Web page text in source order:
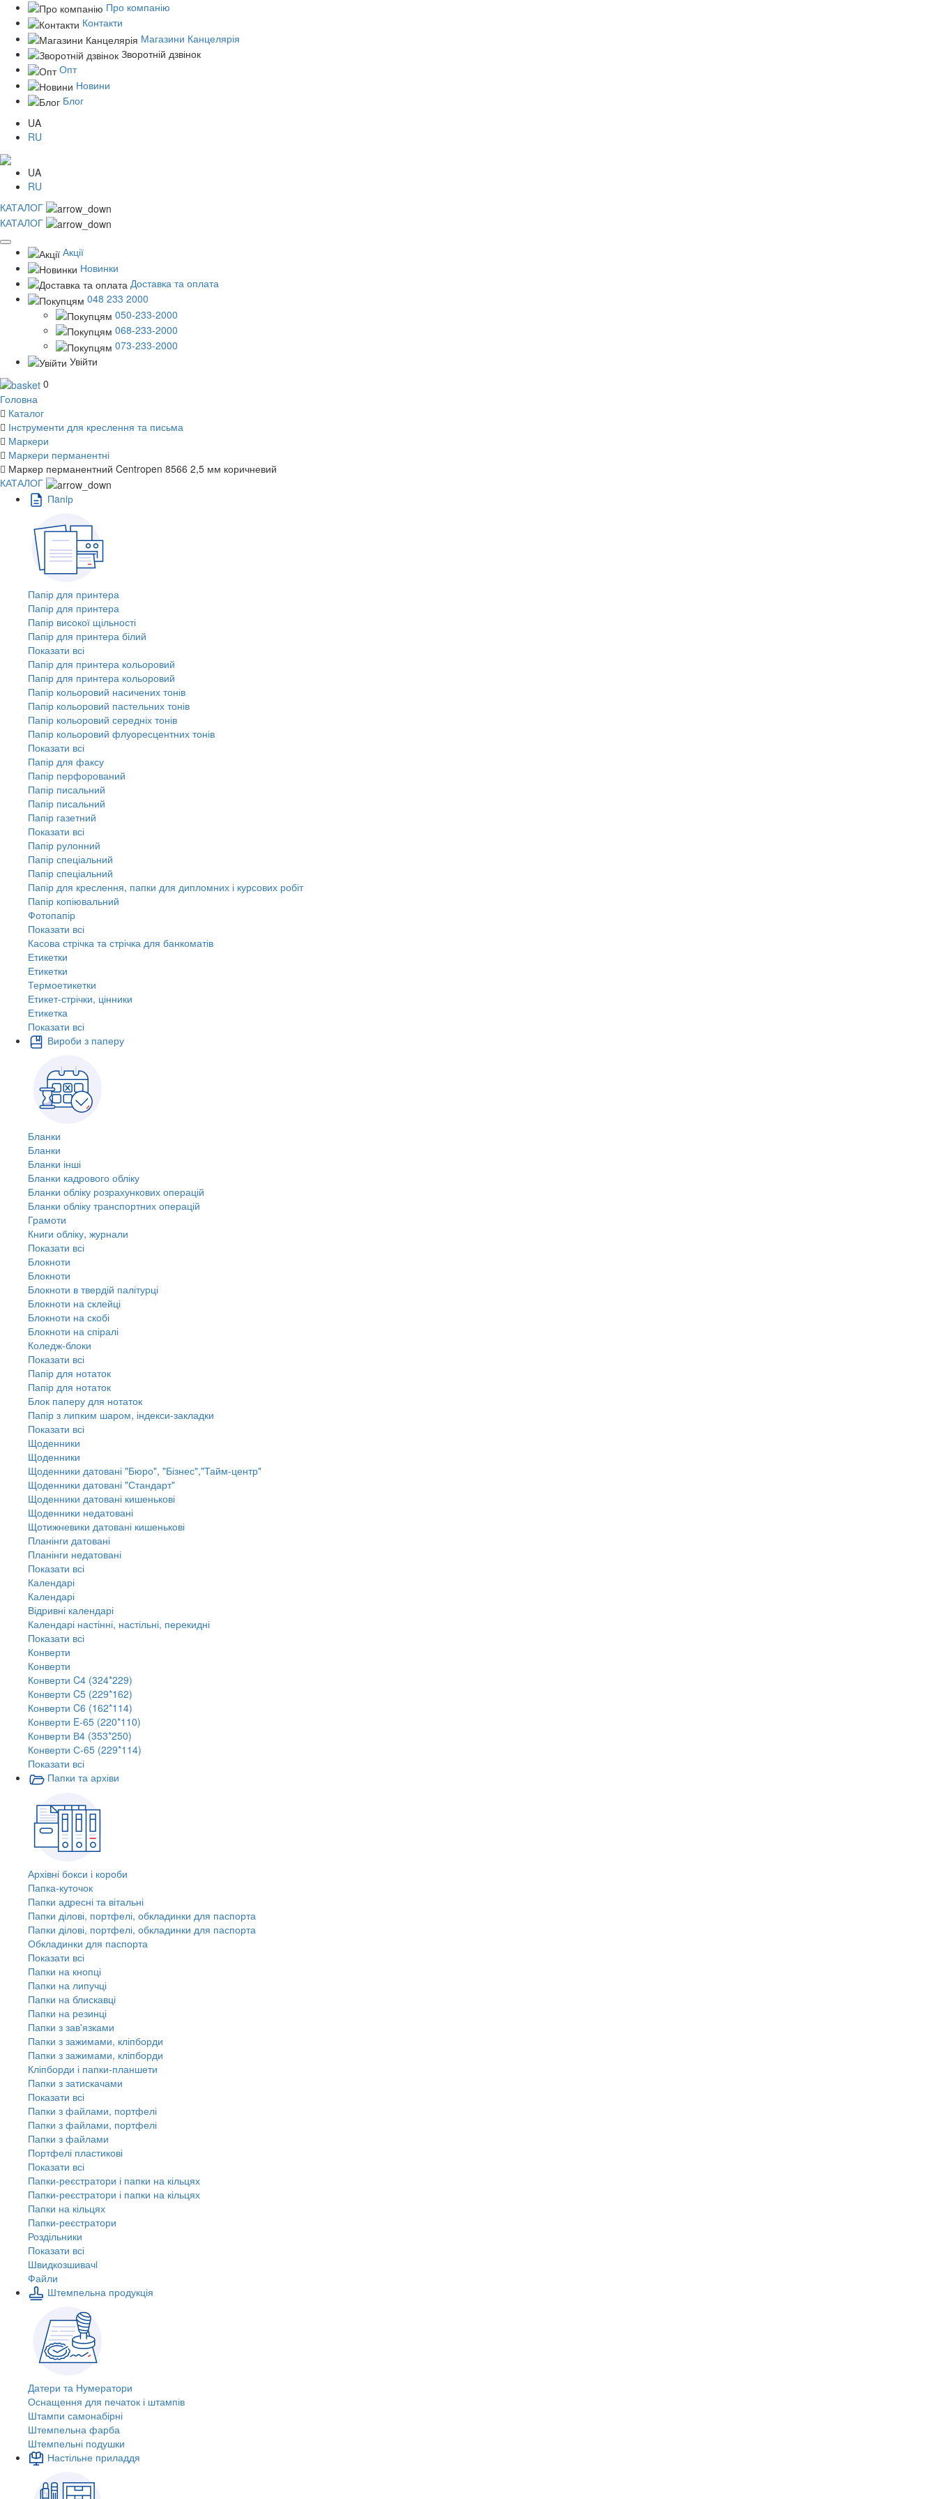
Про компанію
Контакти
Магазини Канцелярія
Зворотній дзвінок
Опт
Новини
Блог
UA
RU
UA
RU
КАТАЛОГ
КАТАЛОГ
Акції
Новинки
Доставка та оплата
048 233 2000
050-233-2000
068-233-2000
073-233-2000
Увійти
0
Головна
Каталог
Інструменти для креслення та письма
Маркери
Маркери перманентні
Маркер перманентний Centropen 8566 2,5 мм коричневий
КАТАЛОГ
Пaпiр
Папір для принтера
Папір для принтера
Папір високої щільності
Папір для принтера білий
Показати всі
Папір для принтера кольоровий
Папір для принтера кольоровий
Папір кольоровий насичених тонів
Папір кольоровий пастельних тонів
Папір кольоровий середніх тонів
Папір кольоровий флуоресцентних тонів
Показати всі
Папір для факсу
Папір перфорований
Папір писальний
Папір писальний
Папір газетний
Показати всі
Папір рулонний
Папір спеціальний
Папір спеціальний
Папір для креслення, папки для дипломних і курсових робіт
Папір копіювальний
Фотопапір
Показати всі
Касова стрічка та стрічка для банкоматів
Етикетки
Етикетки
Термоетикетки
Етикет-стрічки, цінники
Етикетка
Показати всі
Вироби з паперу
Бланки
Бланки
Бланки інші
Бланки кадрового обліку
Бланки обліку розрахункових операцій
Бланки обліку транспортних операцій
Грамоти
Книги обліку, журнали
Показати всі
Блокноти
Блокноти
Блокноти в твердій палітурці
Блокноти на склейці
Блокноти на скобі
Блокноти на спіралі
Коледж-блоки
Показати всі
Папір для нотаток
Папір для нотаток
Блок паперу для нотаток
Папір з липким шаром, індекси-закладки
Показати всі
Щоденники
Щоденники
Щоденники датовані "Бюро", "Бізнес","Тайм-центр"
Щоденники датовані "Стандарт"
Щоденники датовані кишенькові
Щоденники недатовані
Щотижневики датовані кишенькові
Планінги датовані
Планінги недатовані
Показати всі
Календарі
Календарі
Відривні календарі
Календарі настінні, настільні, перекидні
Показати всі
Конверти
Конверти
Конверти C4 (324*229)
Конверти C5 (229*162)
Конверти C6 (162*114)
Конверти E-65 (220*110)
Конверти В4 (353*250)
Конверти С-65 (229*114)
Показати всі
Папки та архіви
Архівні бокси і короби
Папка-куточок
Папки адресні та вітальні
Папки ділові, портфелі, обкладинки для паспорта
Папки ділові, портфелі, обкладинки для паспорта
Обкладинки для паспорта
Показати всі
Папки на кнопці
Папки на липучці
Папки на блискавці
Папки на резинці
Папки з зав'язками
Папки з зажимами, кліпборди
Папки з зажимами, кліпборди
Кліпборди і папки-планшети
Папки з затискачами
Показати всі
Папки з файлами, портфелі
Папки з файлами, портфелі
Папки з файлами
Портфелі пластикові
Показати всі
Папки-реєстратори і папки на кільцях
Папки-реєстратори і папки на кільцях
Папки на кільцях
Папки-реєстратори
Роздільники
Показати всі
Швидкозшивачi
Файли
Штемпельна продукція
Датери та Нумератори
Оснащення для печаток і штампів
Штампи самонабірні
Штемпельна фарба
Штемпельні подушки
Настільне приладдя